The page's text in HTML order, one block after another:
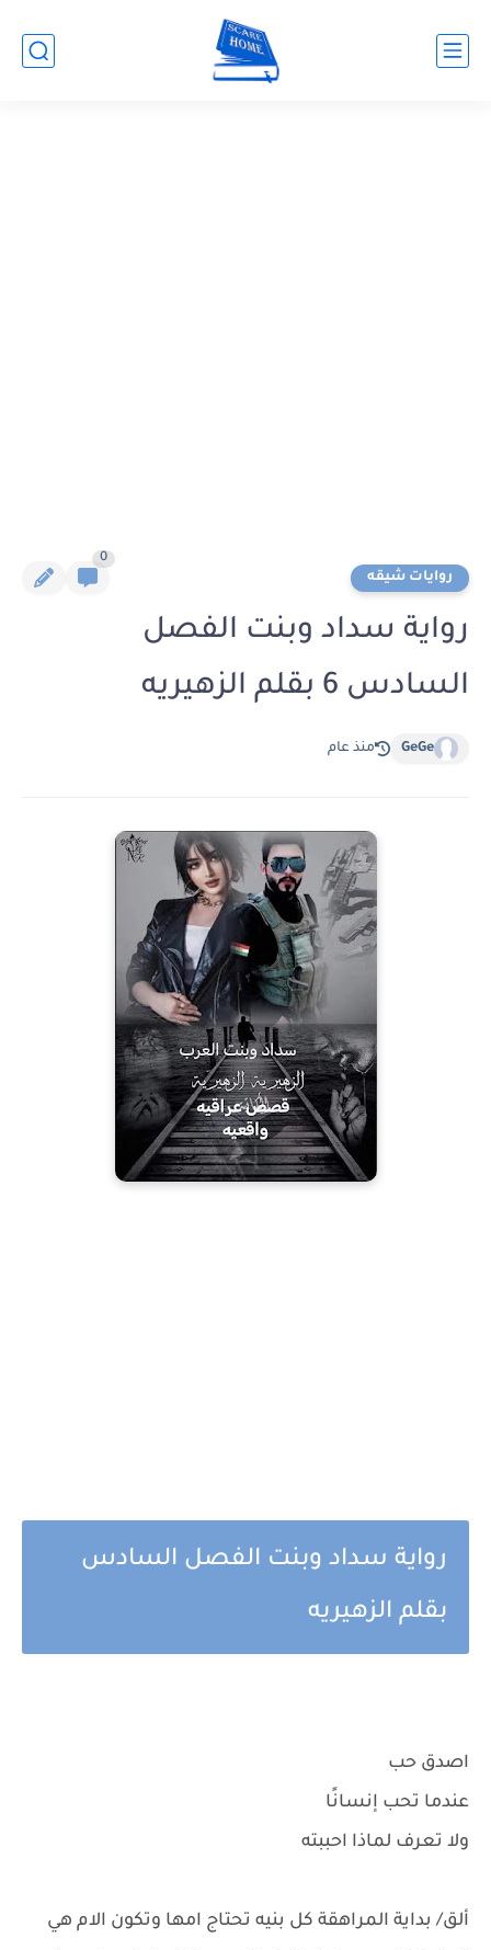
روايات شيقه
0
رواية سداد وبنت الفصل
السادس 6 بقلم الزهيريه
GeGe منذ عام
رواية سداد وبنت الفصل السادس
بقلم الزهيريه
اصدق حب
عندما تحب إنسانًا
ولا تعرف لماذا احببته
ألق/ بداية المراهقة كل بنيه تحتاج امها وتكون الام هي